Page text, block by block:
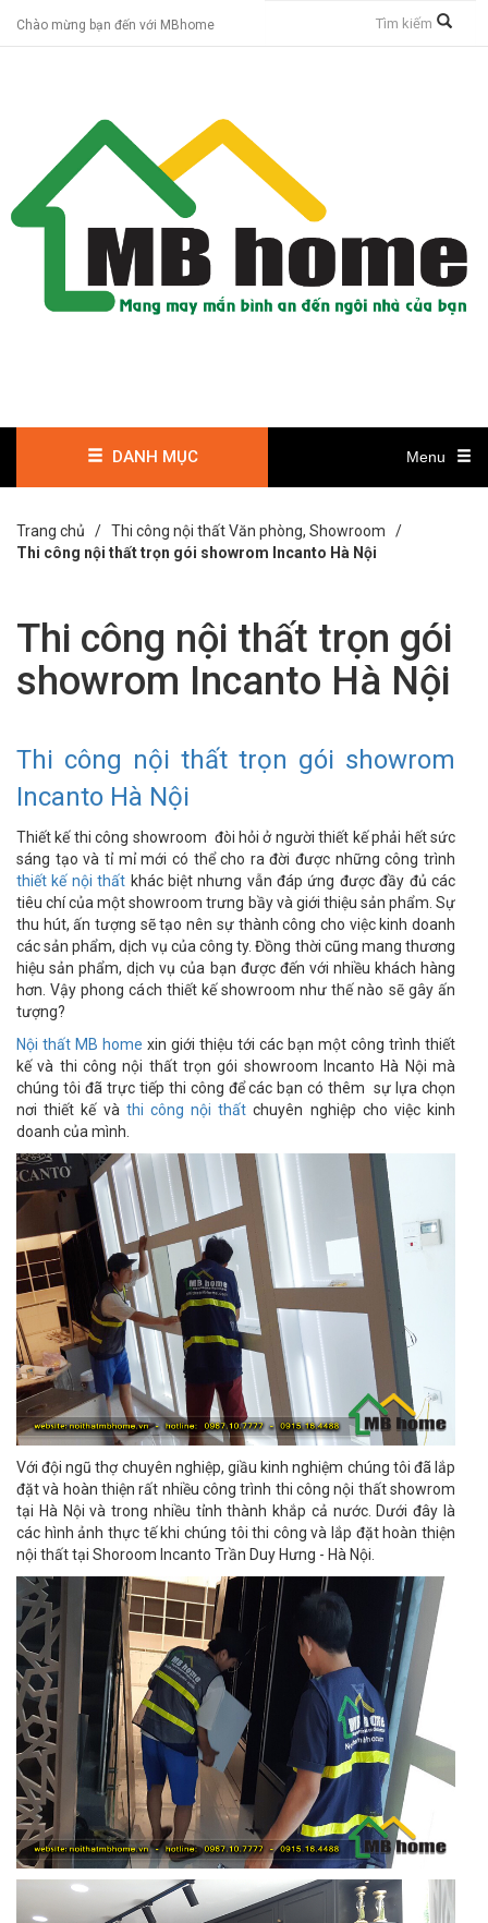
Chào mừng bạn đến với MBhome
DANH MỤC Menu
Trang chủ / Thi công nội thất Văn phòng, Showroom /
Thi công nội thất trọn gói showrom Incanto Hà Nội
Thi công nội thất trọn gói
showrom Incanto Hà Nội
Thi công nội thất trọn gói showrom
Incanto Hà Nội
Thiết kế thi công showroom đòi hỏi ở người thiết kế phải hết sức
sáng tạo và tỉ mỉ mới có thể cho ra đời được những công trình
thiết kế nội thất khác biệt nhưng vẫn đáp ứng được đầy đủ các
tiêu chí của một showroom trưng bầy và giới thiệu sản phẩm. Sự
thu hút, ấn tượng sẽ tạo nên sự thành công cho việc kinh doanh
các sản phẩm, dịch vụ của công ty. Đồng thời cũng mang thương
hiệu sản phẩm, dịch vụ của bạn được đến với nhiều khách hàng
hơn. Vậy phong cách thiết kế showroom như thế nào sẽ gây ấn
tượng?
Nội thất MB home xin giới thiệu tới các bạn một công trình thiết
kế và thi công nội thất trọn gói showroom Incanto Hà Nội mà
chúng tôi đã trực tiếp thi công để các bạn có thêm sự lựa chọn
nơi thiết kế và thi công nội thất chuyên nghiệp cho việc kinh
doanh của mình.
Với đội ngũ thợ chuyên nghiệp, giầu kinh nghiệm chúng tôi đã lắp
đặt và hoàn thiện rất nhiều công trình thi công nội thất showrom
tại Hà Nội và trong nhiều tỉnh thành khắp cả nước. Dưới đây là
các hình ảnh thực tế khi chúng tôi thi công và lắp đặt hoàn thiện
nội thất tại Shoroom Incanto Trần Duy Hưng - Hà Nội.